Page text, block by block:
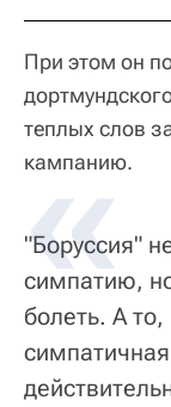
При этом он
теплых слов
кампанию.
"Боруссия"
симпатию,
болеть. А